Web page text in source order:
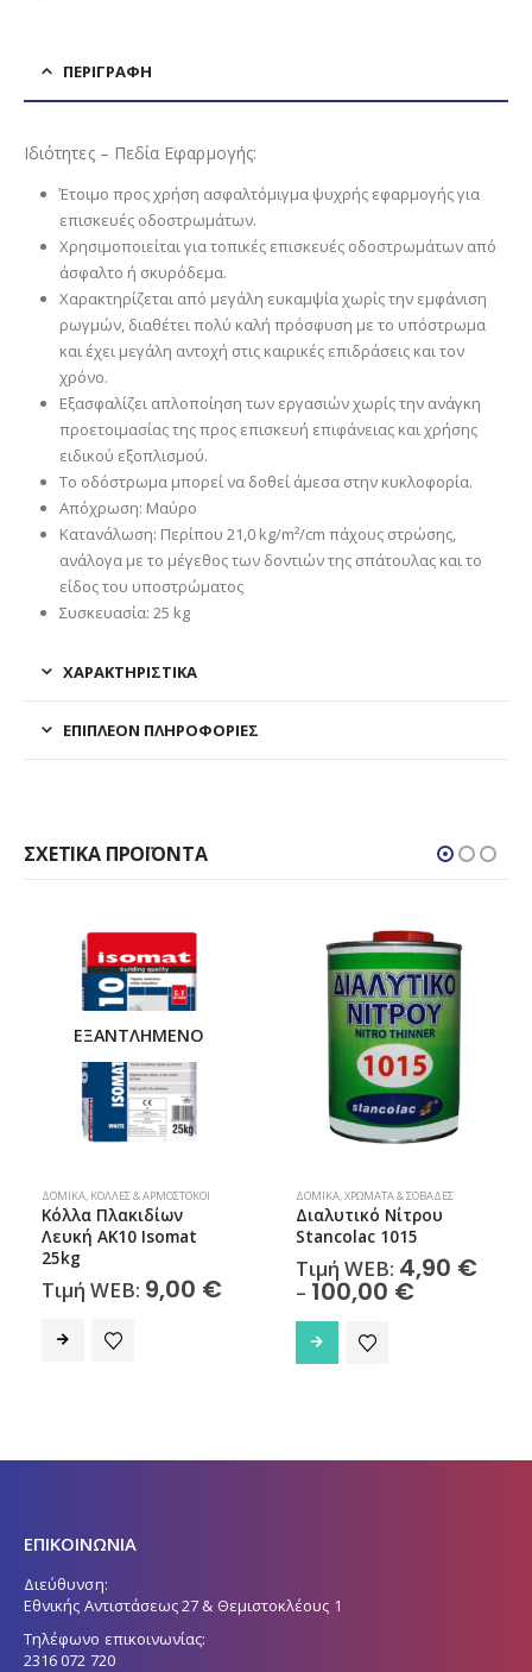
ΠΕΡΙΓΡΑΦΉ
Ιδιότητες – Πεδία Εφαρμογής:
Έτοιμο προς χρήση ασφαλτόμιγμα ψυχρής εφαρμογής για
επισκευές οδοστρωμάτων.
Χρησιμοποιείται για τοπικές επισκευές οδοστρωμάτων από
άσφαλτο ή σκυρόδεμα.
Χαρακτηρίζεται από μεγάλη ευκαμψία χωρίς την εμφάνιση
ρωγμών, διαθέτει πολύ καλή πρόσφυση με το υπόστρωμα
και έχει μεγάλη αντοχή στις καιρικές επιδράσεις και τον
χρόνο.
Εξασφαλίζει απλοποίηση των εργασιών χωρίς την ανάγκη
προετοιμασίας της προς επισκευή επιφάνειας και χρήσης
ειδικού εξοπλισμού.
Το οδόστρωμα μπορεί να δοθεί άμεσα στην κυκλοφορία.
Απόχρωση: Μαύρο
Κατανάλωση: Περίπου 21,0 kg/m²/cm πάχους στρώσης,
ανάλογα με το μέγεθος των δοντιών της σπάτουλας και το
είδος του υποστρώματος
Συσκευασία: 25 kg
ΧΑΡΑΚΤΗΡΙΣΤΙΚΑ
ΕΠΙΠΛΈΟΝ ΠΛΗΡΟΦΟΡΊΕΣ
ΣΧΕΤΙΚΆ ΠΡΟΪΌΝΤΑ
ΕΞΑΝΤΛΗΜΈΝΟ
ΔΟΜΙΚΆ, ΚΌΛΛΕΣ & ΑΡΜΌΣΤΟΚΟΙ
Κόλλα Πλακιδίων
Λευκή AK10 Isomat
25kg
Τιμή WEB: 9,00 €
ΔΟΜΙΚΆ,ΧΡΏΜΑΤΑ & ΣΟΒΆΔΕΣ
Διαλυτικό Νίτρου
Stancolac 1015
Τιμή WEB: 4,90 €
– 100,00 €Price
Αυτό το προϊόν έχει πολλαπλές παραλλαγές. Οι επιλογές μπορούν να επιλεγούν στη σελίδα του προϊόντος
ΕΠΙΚΟΙΝΩΝΙΑ
Διεύθυνση:
Εθνικής Αντιστάσεως 27 & Θεμιστοκλέους 1
Τηλέφωνο επικοινωνίας:
2316 072 720